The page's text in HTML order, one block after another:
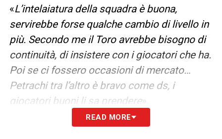
«L’intelaiatura della squadra è buona,
servirebbe forse qualche cambio di livello in
più. Secondo me il Toro avrebbe bisogno di
continuità, di insistere con i giocatori che ha.
Poi se ci fossero occasioni di mercato…
Petrachi tra l’altro è bravo come ds, i
giocatori buoni li sa prendere».
Paleari lo conosco da tanto, da
READ MORE